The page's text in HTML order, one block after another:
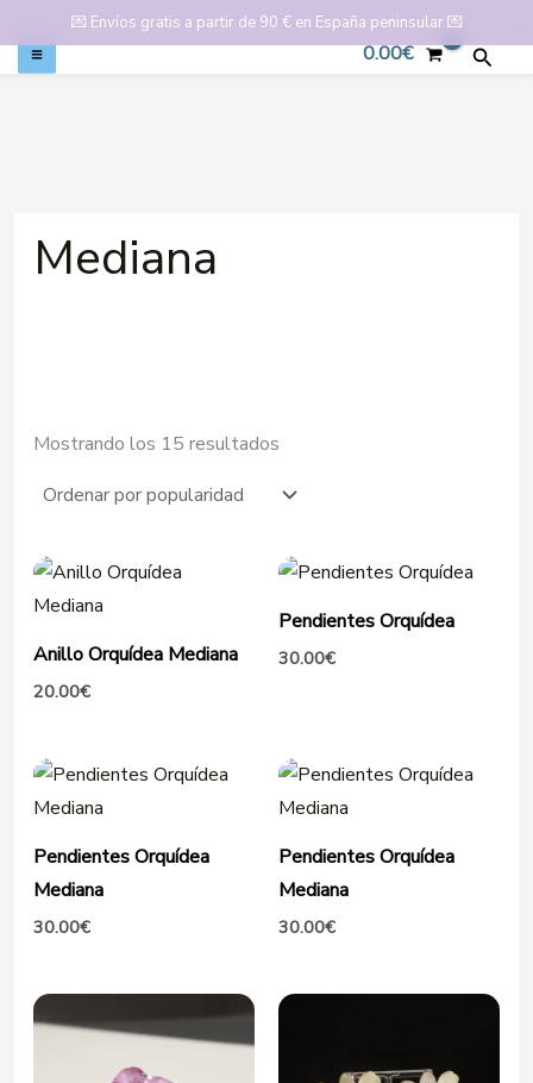
💌 Envíos gratis a partir de 90 € en España peninsular💌
0.00€
Mediana
Mostrando los 15 resultados
Anillo Orquídea Mediana
20.00€
Pendientes Orquídea
30.00€
Pendientes Orquídea
Mediana
30.00€
Pendientes Orquídea
Mediana
30.00€